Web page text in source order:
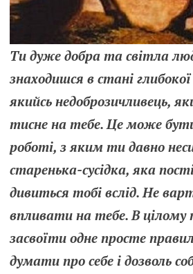
Ти дуже добра та світла
знаходишся в стані
якийсь недоброзичливець,
тисне на тебе. Це може
роботі, з яким ти давно
старенька-сусідка, яка
дивиться тобі вслід. Не
впливати на тебе. В цілому
засвоїти одне просте
думати про себе і дозволь